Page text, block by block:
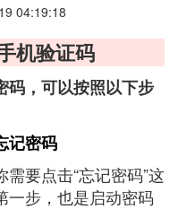
04:19:18
机验证码
码，可以按照以下步
记密码
要点击“忘记密码”这
一步，也是启动密码